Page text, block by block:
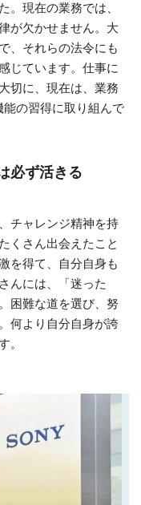
。現在の業務では、
が欠かせません。大
、それらの法令にも
じています。仕事に
切に、現在は、業務
の習得に取り組んで
必ず活きる
チャレンジ精神を持
くさん出会えたこと
を得て、自分自身も
んには、「迷った
困難な道を選び、努
何より自分自身が誇
。